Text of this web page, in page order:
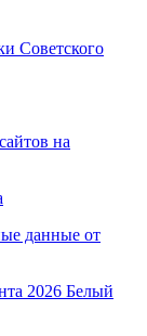
Советского
на
данные от
2026 Белый